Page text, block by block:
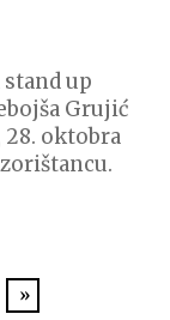
up
Grujić
28. oktobra
»